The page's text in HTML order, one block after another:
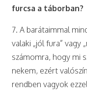
furcsa a táborban?
7. A barátaimmal
valaki „jól fura” vagy
számomra, hogy mi
nekem, ezért
rendben vagyok